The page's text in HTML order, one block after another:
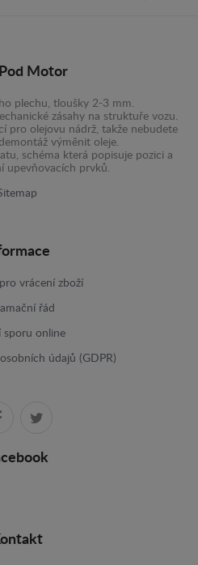
Motor
plechu, tloušky 2-3 mm.
zásahy na struktuře vozu.
pro olejovu nádrž, takže nebudete
výměnit oleje.
schéma která popisuje pozici a
upevňovacích prvků.
vrácení zboží
řád
sporu online
údajů (GDPR)